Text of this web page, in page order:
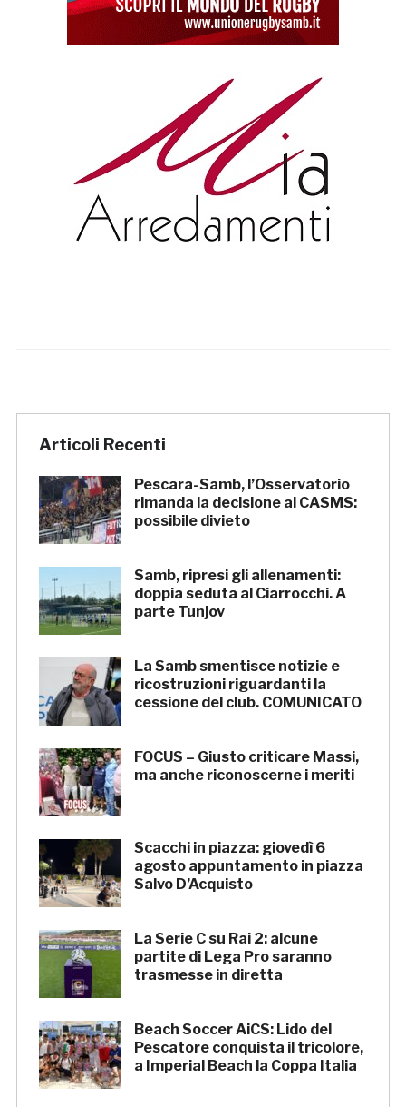
Articoli Recenti
Pescara-Samb, l’Osservatorio
rimanda la decisione al CASMS:
possibile divieto
Samb, ripresi gli allenamenti:
doppia seduta al Ciarrocchi. A
parte Tunjov
La Samb smentisce notizie e
ricostruzioni riguardanti la
cessione del club. COMUNICATO
FOCUS – Giusto criticare Massi,
ma anche riconoscerne i meriti
Scacchi in piazza: giovedì 6
agosto appuntamento in piazza
Salvo D’Acquisto
La Serie C su Rai 2: alcune
partite di Lega Pro saranno
trasmesse in diretta
Beach Soccer AiCS: Lido del
Pescatore conquista il tricolore,
a Imperial Beach la Coppa Italia